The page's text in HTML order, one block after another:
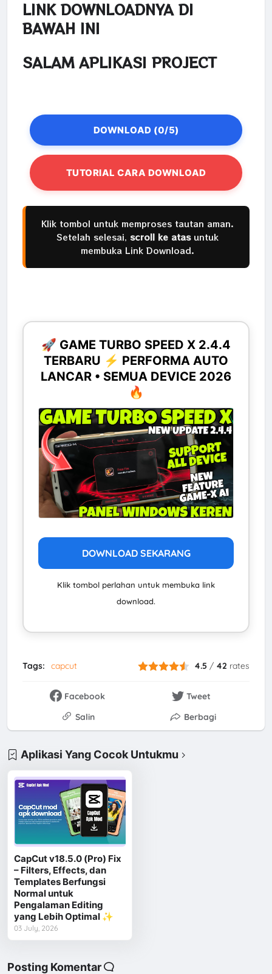
LINK DOWNLOADNYA DI
BAWAH INI
SALAM APLIKASI PROJECT
DOWNLOAD (0/5)
TUTORIAL CARA DOWNLOAD
Klik tombol untuk memproses tautan aman.
Setelah selesai, scroll ke atasuntuk
membuka Link Download.
🚀 GAME TURBO SPEED X 2.4.4
TERBARU ⚡ PERFORMA AUTO
LANCAR • SEMUA DEVICE 2026
🔥
DOWNLOAD SEKARANG
Klik tombol perlahan untuk membuka link
download.
Tags: capcut 4.5 / 42 rates
Facebook
Tweet
Salin
Berbagi
Aplikasi Yang Cocok Untukmu
CapCut v18.5.0 (Pro) Fix
– Filters, Effects, dan
Templates Berfungsi
Normal untuk
Pengalaman Editing
yang Lebih Optimal ✨
03 July, 2026
Posting Komentar